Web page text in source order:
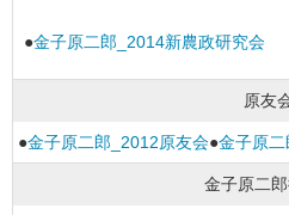
●金子原二郎_2014新農政研究会
原友
●金子原二郎_2012原友会●金子原
金子原二